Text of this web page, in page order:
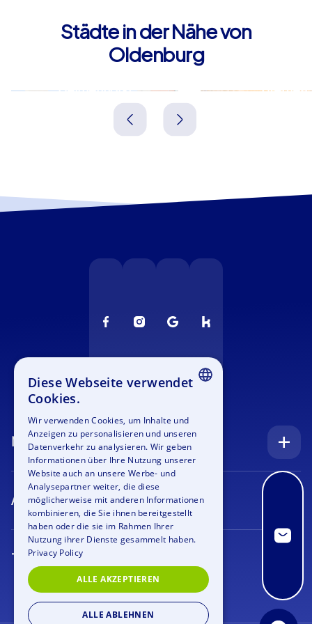
Städte in der Nähe von
Oldenburg
Delmenhorst
Deutschland
Bremen
Navigation
Startseite
Anfrage
Blog
Stellenangebote
Bildergalerie
Über uns
Anlässe
Firmenfeier
Teamtraining
Rahmenprogramm
Outdoor Event
Teamevents
Geocaching
Krimi Geocaching
GERMAN
SPANISH
ITALIAN
DUTCH
Diese Webseite verwendet
Cookies.
Wir verwenden Cookies, um Inhalte und
Anzeigen zu personalisieren und unseren
Datenverkehr zu analysieren. Wir geben
Informationen über Ihre Nutzung unserer
Website auch an unsere Werbe- und
Analysepartner weiter, die diese
möglicherweise mit anderen Informationen
kombinieren, die Sie ihnen bereitgestellt
haben oder die sie im Rahmen Ihrer
Nutzung ihrer Dienste gesammelt haben.
Privacy Policy
ALLE AKZEPTIEREN
ALLE ABLEHNEN